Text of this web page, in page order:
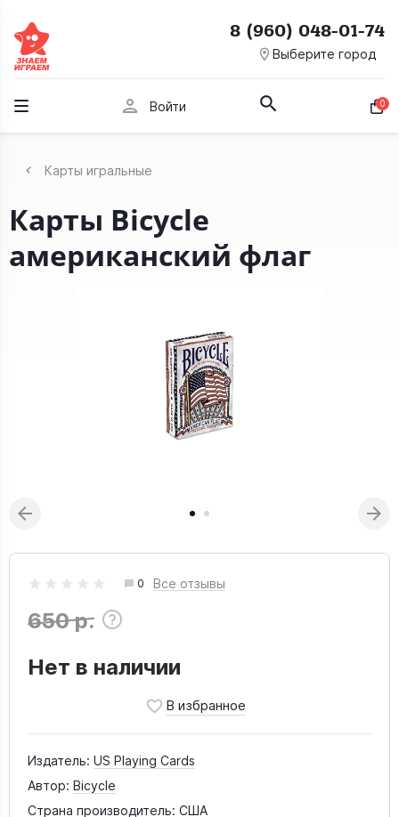
room Выберите город
8 (960) 048-01-74
person Войти 0
Карты игральные
Карты Bicycle
американский флаг
0 Все отзывы
650 р.
Нет в наличии
Издатель: US Playing Cards
Автор: Bicycle
Страна производитель: США